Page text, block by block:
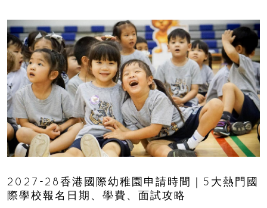
2027-28香港國際幼稚園申請時間｜5大熱門國
際學校報名日期、學費、面試攻略